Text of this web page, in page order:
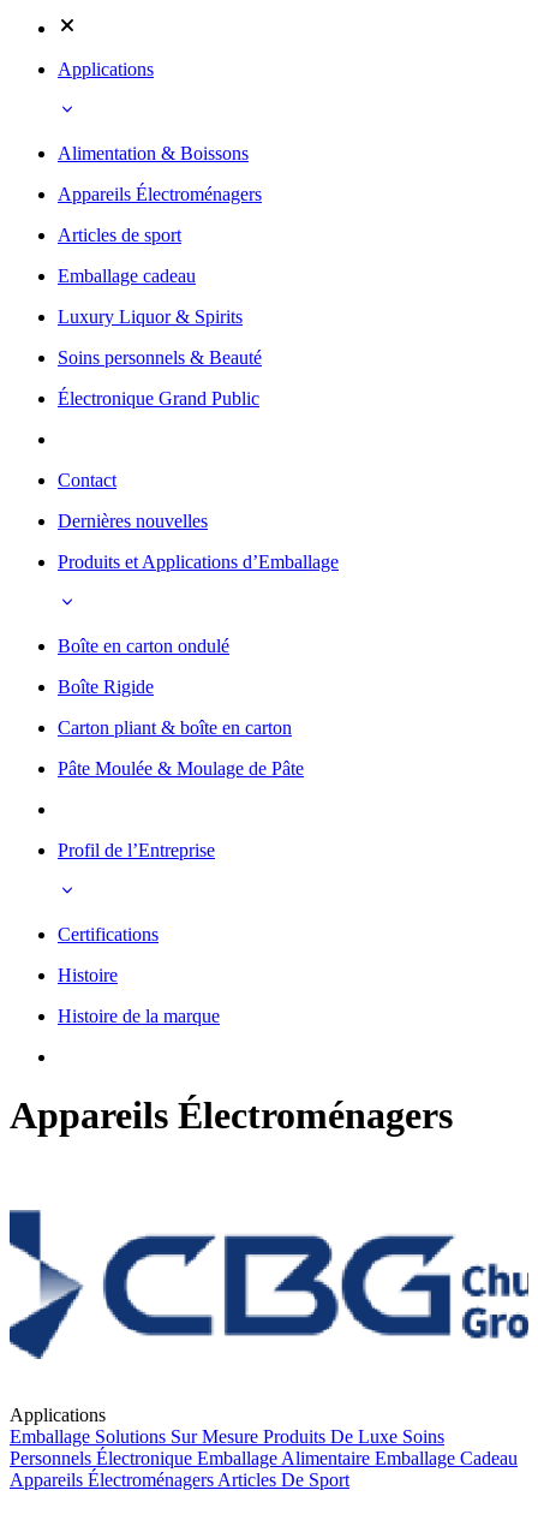
Applications
Alimentation & Boissons
Appareils Électroménagers
Articles de sport
Emballage cadeau
Luxury Liquor & Spirits
Soins personnels & Beauté
Électronique Grand Public
Contact
Dernières nouvelles
Produits et Applications d’Emballage
Boîte en carton ondulé
Boîte Rigide
Carton pliant & boîte en carton
Pâte Moulée & Moulage de Pâte
Profil de l’Entreprise
Certifications
Histoire
Histoire de la marque
Appareils Électroménagers
Applications
Emballage Solutions Sur Mesure Produits De Luxe Soins
Personnels Électronique Emballage Alimentaire Emballage Cadeau
Appareils Électroménagers Articles De Sport